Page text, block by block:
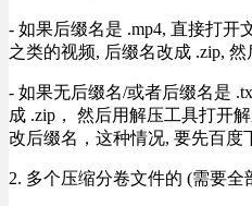
- 如果后缀名是 .mp4, 直接打开
之类的视频, 后缀名改成 .zip,
- 如果无后缀名/或者后缀名是
成 .zip， 然后用解压工具打开
改后缀名，这种情况, 要先百度
2. 多个压缩分卷文件的 (需要